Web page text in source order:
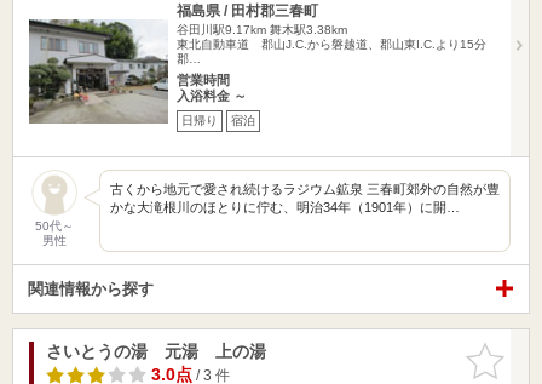
福島県 / 田村郡三春町
谷田川駅9.17km 舞木駅3.38km
東北自動車道 郡山J.C.から磐越道、郡山東I.C.より15分
郡…
営業時間
入浴料金 ～
日帰り 宿泊
50代～
男性
古くから地元で愛され続けるラジウム鉱泉 三春町郊外の自然が豊
かな大滝根川のほとりに佇む、明治34年（1901年）に開…
関連情報から探す
お気に入
りに追加
さいとうの湯 元湯 上の湯
3.0点/ 3 件